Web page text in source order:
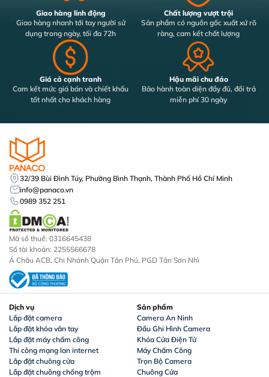
Dòng mắt camera Dahua 360 độ có khả năng bao quát toàn bộ khu
Dưới đây là một số mẫu camera Dahua 360 độ nổi bật
mà bạn có thể cân nhắc:
Camera dùng sim
4G Dahua DH-
P3AE-PV-4G
1.239.000đ
( 0 ) ( 0 )
Camera PTZ Dahua
Với khả năng xoay, nghiêng, thu phóng linh hoạt,
PTZ Dahuacó thể bao quát một khu vực rộng lớn, giúp ghi
lại các chi tiết quan trọng một cách rõ ràng,… Một ưu điểm
Giao hàng linh động
Giao hàng nhanh tới tay người sử
dụng trong ngày, tối đa 72h
Chất lượng vượt trội
Sản phẩm có nguồn gốc xuất xứ rõ
ràng, cam kết chất lượng
Giá cả cạnh tranh
Cam kết mức giá bán và chiết khấu
tốt nhất cho khách hàng
Hậu mãi chu đáo
Bảo hành toàn diện đầy đủ, đổi trả
miễn phí 30 ngày
Dịch vụ
Lắp đặt camera
Lắp đặt khóa vân tay
Lắp đặt máy chấm công
Thi công mạng lan internet
Lắp đặt chuông cửa
Lắp đặt chuông chống trộm
Sản phẩm
Camera An Ninh
Đầu Ghi Hình Camera
Khóa Cửa Điện Tử
Máy Chấm Công
Trọn Bộ Camera
Chuông Cửa
32/39 Bùi Đình Túy, Phường Bình Thạnh, Thành Phố Hồ Chí Minh
info@panaco.vn
0989 352 251
Mã số thuế: 0316645438
Số tài khoản: 2255566678
Á Châu ACB, Chi Nhánh Quận Tân Phú, PGD Tân Sơn Nhì